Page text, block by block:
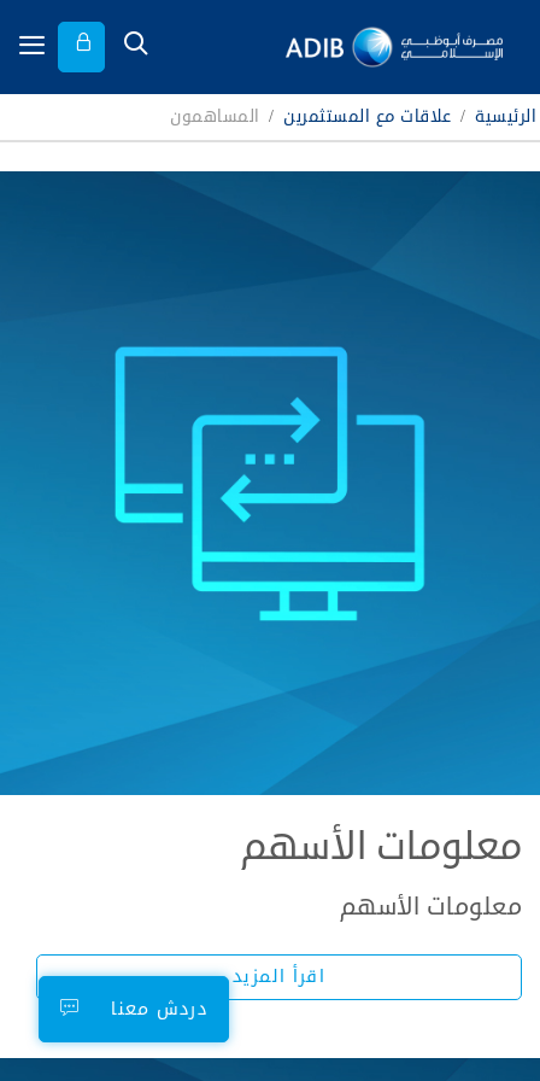
الرئيسية / علاقات مع المستثمرين / المساهمون
معلومات الأسهم
معلومات الأسهم
اقرأ المزيد
دردش معنا